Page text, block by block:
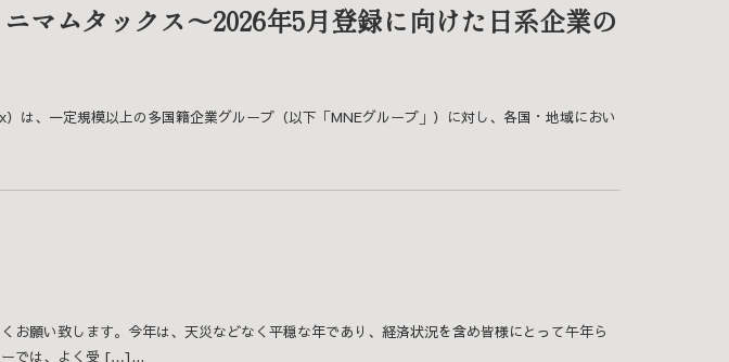
マムタックス～2026年5月登録に向けた日系企業の
、一定規模以上の多国籍企業グループ（以下「MNEグループ」）に対し、各国・地域におい
お願い致します。今年は、天災などなく平穏な年であり、経済状況を含め皆様にとって午年ら
ーでは、よく受 […]...